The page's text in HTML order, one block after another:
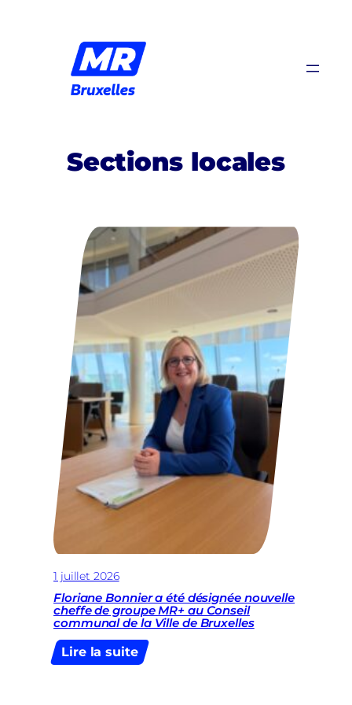
Sections locales
1 juillet 2026
Floriane Bonnier a été désignée nouvelle
cheffe de groupe MR+ au Conseil
communal de la Ville de Bruxelles
Lire la suite:
Floriane